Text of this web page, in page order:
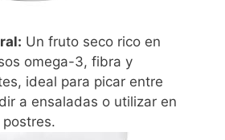
Un fruto seco rico en
omega-3, fibra y
ideal para picar entre
a ensaladas o utilizar en